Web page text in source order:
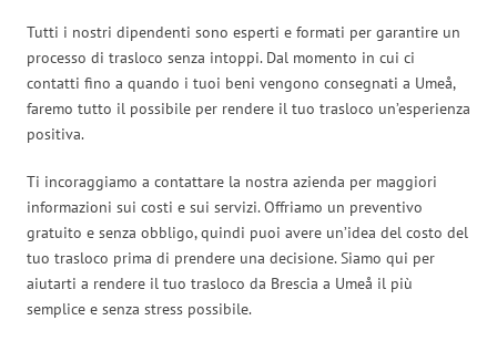
Tutti i nostri dipendenti sono esperti e formati per garantire un
processo di trasloco senza intoppi. Dal momento in cui ci
contatti fino a quando i tuoi beni vengono consegnati a Umeå,
faremo tutto il possibile per rendere il tuo trasloco un’esperienza
positiva.
Ti incoraggiamo a contattare la nostra azienda per maggiori
informazioni sui costi e sui servizi. Offriamo un preventivo
gratuito e senza obbligo, quindi puoi avere un’idea del costo del
tuo trasloco prima di prendere una decisione. Siamo qui per
aiutarti a rendere il tuo trasloco da Brescia a Umeå il più
semplice e senza stress possibile.